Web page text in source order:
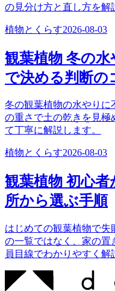
の見分け方と直し方を解
植物とくらす2026-08-03
観葉植物 冬の水
で決める判断の
冬の観葉植物の水やりに
の重さで土の乾きを見極
て丁寧に解説します。
植物とくらす2026-08-03
観葉植物 初心
所から選ぶ手順
はじめての観葉植物で
の一覧ではなく、家の置
員目線でわかりやすく解